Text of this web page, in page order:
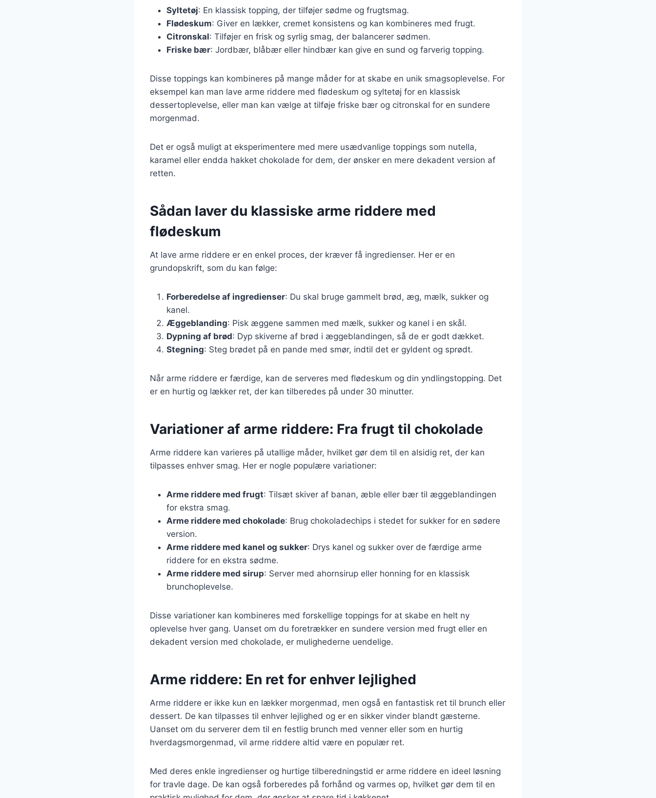
Syltetøj: En klassisk topping, der tilføjer sødme og frugtsmag.
Flødeskum: Giver en lækker, cremet konsistens og kan kombineres med frugt.
Citronskal: Tilføjer en frisk og syrlig smag, der balancerer sødmen.
Friske bær: Jordbær, blåbær eller hindbær kan give en sund og farverig topping.
Disse toppings kan kombineres på mange måder for at skabe en unik smagsoplevelse. For
eksempel kan man lave arme riddere med flødeskum og syltetøj for en klassisk
dessertoplevelse, eller man kan vælge at tilføje friske bær og citronskal for en sundere
morgenmad.
Det er også muligt at eksperimentere med mere usædvanlige toppings som nutella,
karamel eller endda hakket chokolade for dem, der ønsker en mere dekadent version af
retten.
Sådan laver du klassiske arme riddere med
flødeskum
At lave arme riddere er en enkel proces, der kræver få ingredienser. Her er en
grundopskrift, som du kan følge:
Forberedelse af ingredienser: Du skal bruge gammelt brød, æg, mælk, sukker og
kanel.
Æggeblanding: Pisk æggene sammen med mælk, sukker og kanel i en skål.
Dypning af brød: Dyp skiverne af brød i æggeblandingen, så de er godt dækket.
Stegning: Steg brødet på en pande med smør, indtil det er gyldent og sprødt.
Når arme riddere er færdige, kan de serveres med flødeskum og din yndlingstopping. Det
er en hurtig og lækker ret, der kan tilberedes på under 30 minutter.
Variationer af arme riddere: Fra frugt til chokolade
Arme riddere kan varieres på utallige måder, hvilket gør dem til en alsidig ret, der kan
tilpasses enhver smag. Her er nogle populære variationer:
Arme riddere med frugt: Tilsæt skiver af banan, æble eller bær til æggeblandingen
for ekstra smag.
Arme riddere med chokolade: Brug chokoladechips i stedet for sukker for en sødere
version.
Arme riddere med kanel og sukker: Drys kanel og sukker over de færdige arme
riddere for en ekstra sødme.
Arme riddere med sirup: Server med ahornsirup eller honning for en klassisk
brunchoplevelse.
Disse variationer kan kombineres med forskellige toppings for at skabe en helt ny
oplevelse hver gang. Uanset om du foretrækker en sundere version med frugt eller en
dekadent version med chokolade, er mulighederne uendelige.
Arme riddere: En ret for enhver lejlighed
Arme riddere er ikke kun en lækker morgenmad, men også en fantastisk ret til brunch eller
dessert. De kan tilpasses til enhver lejlighed og er en sikker vinder blandt gæsterne.
Uanset om du serverer dem til en festlig brunch med venner eller som en hurtig
hverdagsmorgenmad, vil arme riddere altid være en populær ret.
Med deres enkle ingredienser og hurtige tilberedningstid er arme riddere en ideel løsning
for travle dage. De kan også forberedes på forhånd og varmes op, hvilket gør dem til en